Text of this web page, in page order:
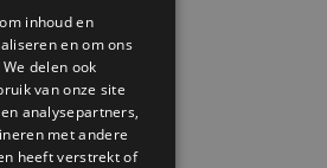
inhoud en
en om ons
delen ook
van onze site
analysepartners,
met andere
heeft verstrekt of